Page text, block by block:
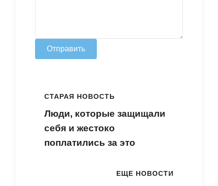
Отправить
СТАРАЯ НОВОСТЬ
Люди, которые защищали
себя и жестоко
поплатились за это
ЕЩЕ НОВОСТИ